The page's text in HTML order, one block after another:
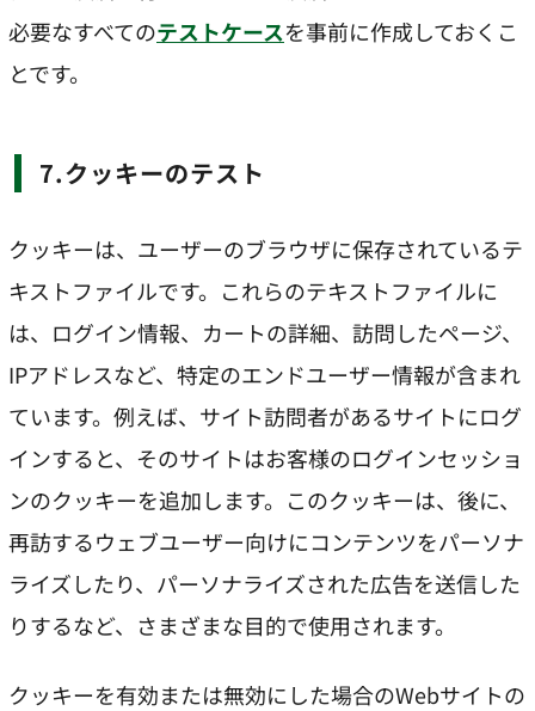
必要なすべてのテストケースを事前に作成しておくこ
とです。
7.クッキーのテスト
クッキーは、ユーザーのブラウザに保存されているテ
キストファイルです。これらのテキストファイルに
は、ログイン情報、カートの詳細、訪問したページ、
IPアドレスなど、特定のエンドユーザー情報が含まれ
ています。例えば、サイト訪問者があるサイトにログ
インすると、そのサイトはお客様のログインセッショ
ンのクッキーを追加します。このクッキーは、後に、
再訪するウェブユーザー向けにコンテンツをパーソナ
ライズしたり、パーソナライズされた広告を送信した
りするなど、さまざまな目的で使用されます。
クッキーを有効または無効にした場合のWebサイトの